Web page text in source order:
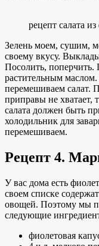
рецепт салата
Зелень моем, сушим,
своему вкусу.
Посолить, поперчить.
растительным
перемешиваем салат.
приправы не хватает,
салата должен быть
холодильник для
перемешиваем.
Рецепт 4.
У вас дома есть
своем списке
овощей. Поэтому мы
следующие
фиолетовая